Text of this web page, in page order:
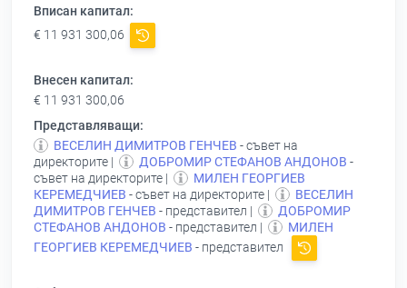
Вписан капитал:
€ 11 931 300,06
Внесен капитал:
€ 11 931 300,06
Представляващи:
ВЕСЕЛИН ДИМИТРОВ ГЕНЧЕВ - съвет на
директорите |
ДОБРОМИР СТЕФАНОВ АНДОНОВ -
съвет на директорите |
МИЛЕН ГЕОРГИЕВ
КЕРЕМЕДЧИЕВ - съвет на директорите |
ВЕСЕЛИН
ДИМИТРОВ ГЕНЧЕВ - представител |
ДОБРОМИР
СТЕФАНОВ АНДОНОВ - представител |
МИЛЕН
ГЕОРГИЕВ КЕРЕМЕДЧИЕВ - представител